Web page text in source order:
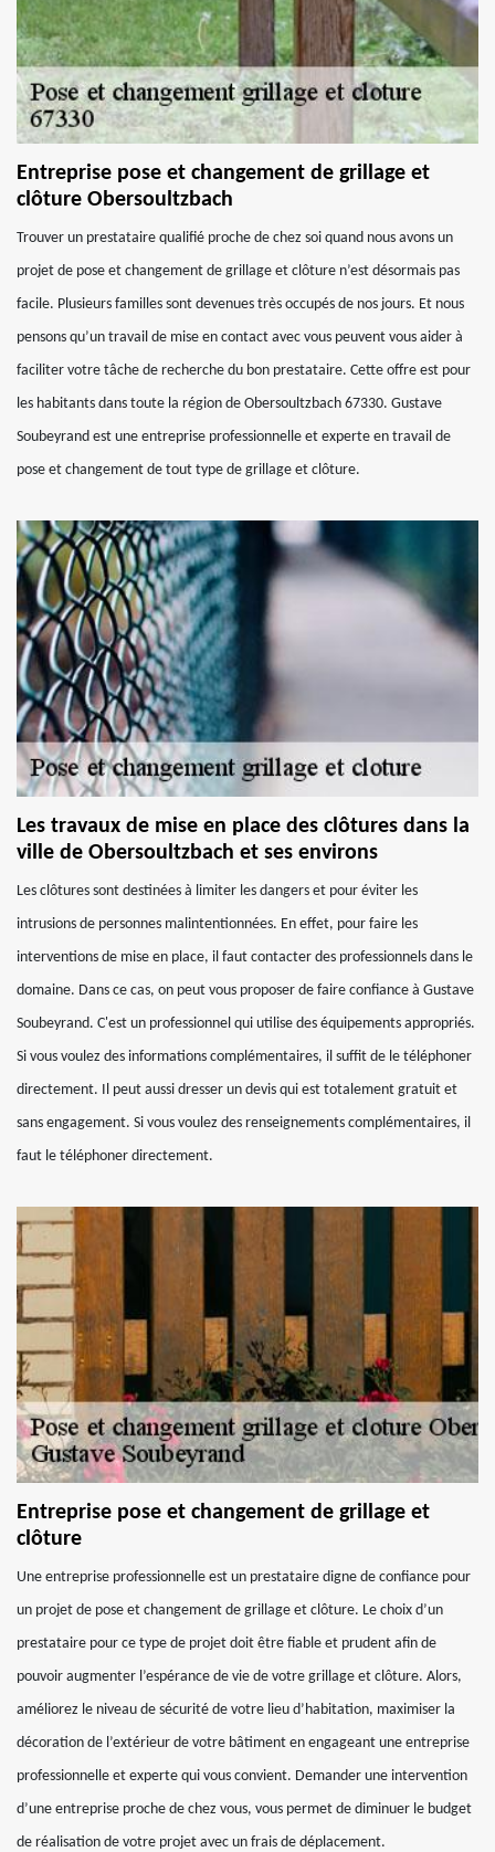
Entreprise pose et changement de grillage et
clôture Obersoultzbach
Trouver un prestataire qualifié proche de chez soi quand nous avons un
projet de pose et changement de grillage et clôture n’est désormais pas
facile. Plusieurs familles sont devenues très occupés de nos jours. Et nous
pensons qu’un travail de mise en contact avec vous peuvent vous aider à
faciliter votre tâche de recherche du bon prestataire. Cette offre est pour
les habitants dans toute la région de Obersoultzbach 67330. Gustave
Soubeyrand est une entreprise professionnelle et experte en travail de
pose et changement de tout type de grillage et clôture.
Les travaux de mise en place des clôtures dans la
ville de Obersoultzbach et ses environs
Les clôtures sont destinées à limiter les dangers et pour éviter les
intrusions de personnes malintentionnées. En effet, pour faire les
interventions de mise en place, il faut contacter des professionnels dans le
domaine. Dans ce cas, on peut vous proposer de faire confiance à Gustave
Soubeyrand. C'est un professionnel qui utilise des équipements appropriés.
Si vous voulez des informations complémentaires, il suffit de le téléphoner
directement. Il peut aussi dresser un devis qui est totalement gratuit et
sans engagement. Si vous voulez des renseignements complémentaires, il
faut le téléphoner directement.
Entreprise pose et changement de grillage et
clôture
Une entreprise professionnelle est un prestataire digne de confiance pour
un projet de pose et changement de grillage et clôture. Le choix d’un
prestataire pour ce type de projet doit être fiable et prudent afin de
pouvoir augmenter l’espérance de vie de votre grillage et clôture. Alors,
améliorez le niveau de sécurité de votre lieu d’habitation, maximiser la
décoration de l’extérieur de votre bâtiment en engageant une entreprise
professionnelle et experte qui vous convient. Demander une intervention
d’une entreprise proche de chez vous, vous permet de diminuer le budget
de réalisation de votre projet avec un frais de déplacement.